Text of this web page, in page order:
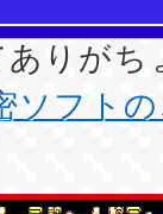
りがち
ソフト